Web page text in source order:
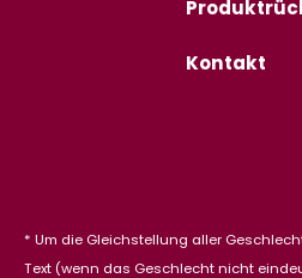
Kontakt
* Um die Gleichstellung aller
Text (wenn das Geschlecht nicht